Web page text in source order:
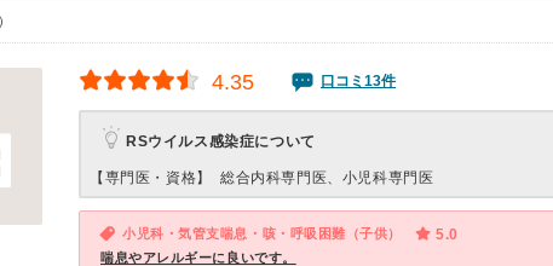
4.35 口コミ13件
RSウイルス感染症について
【専門医・資格】 総合内科専門医、小児科専門医
小児科・気管支喘息・咳・呼吸困難（子供） 5.0
喘息やアレルギーに良いです。